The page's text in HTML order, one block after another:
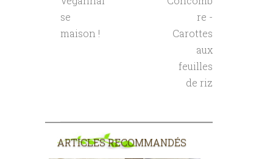
se
maison !
re -
Carottes
aux
feuilles
de riz
ARTICLES RECOMMANDÉS